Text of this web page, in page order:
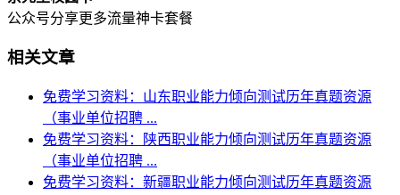
公众号分享更多流量神卡套餐
相关文章
免费学习资料：山东职业能力倾向测试历年真题资源
（事业单位招聘 ...
免费学习资料：陕西职业能力倾向测试历年真题资源
（事业单位招聘 ...
免费学习资料：新疆职业能力倾向测试历年真题资源